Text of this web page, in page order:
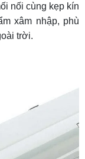
nối cùng kẹp kín
xâm nhập, phù
trời.